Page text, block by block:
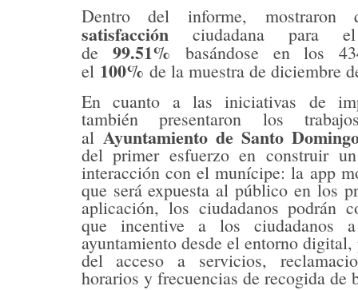
Dentro del informe, mostraron
satisfacción ciudadana para
de 99.51% basándose en los
el 100% de la muestra de diciembre
En cuanto a las iniciativas de
también presentaron los
al Ayuntamiento de Santo
del primer esfuerzo en construir
interacción con el munícipe: la app
que será expuesta al público en los
aplicación, los ciudadanos podrán
que incentive a los ciudadanos
ayuntamiento desde el entorno
del acceso a servicios,
horarios y frecuencias de recogida de